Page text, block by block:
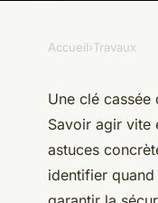
cas
Accueil›Travaux
Une clé cassée
Savoir agir vite
astuces
identifier